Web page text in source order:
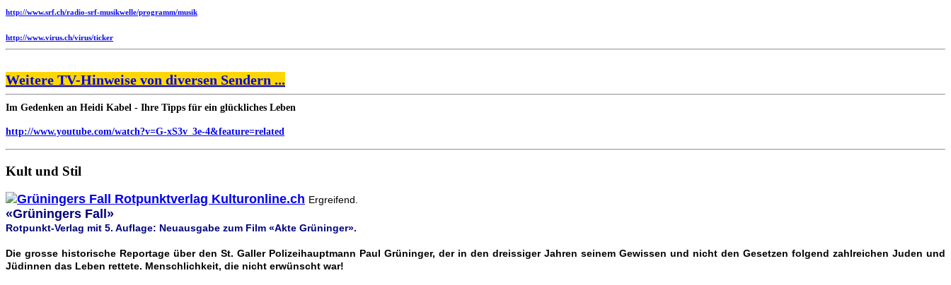
http://www.srf.ch/radio-srf-musikwelle/programm/musik
http://www.virus.ch/virus/ticker
Weitere TV-Hinweise von diversen Sendern ...
Im Gedenken an Heidi Kabel - Ihre Tipps für ein glückliches Leben
http://www.youtube.com/watch?v=G-xS3v_3e-4&feature=related
Kult und Stil
Ergreifend.
«Grüningers Fall»
Rotpunkt-Verlag mit 5. Auflage: Neuausgabe zum Film «Akte Grüninger».
Die grosse historische Reportage über den St. Galler Polizeihauptmann Paul Grüninger, der in den dreissiger Jahren seinem Gewissen und nicht den Gesetzen folgend zahlreichen Juden und
Jüdinnen das Leben rettete. Menschlichkeit, die nicht erwünscht war!